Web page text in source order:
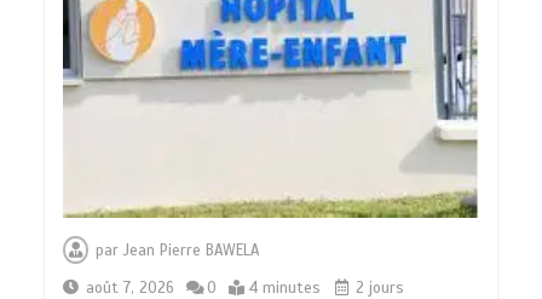
parJean Pierre BAWELA
août 7, 2026
0 4 minutes 2 jours